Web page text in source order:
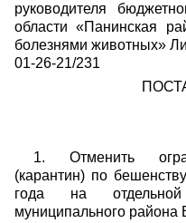
руководителя
области «Панинская
болезнями животных»
01-26-21/231
1. Отменить
(карантин) по
года на отдельной
муниципального района